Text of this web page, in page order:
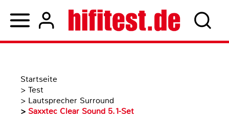
Startseite
> Test
> Lautsprecher Surround
> Saxxtec Clear Sound 5.1-Set